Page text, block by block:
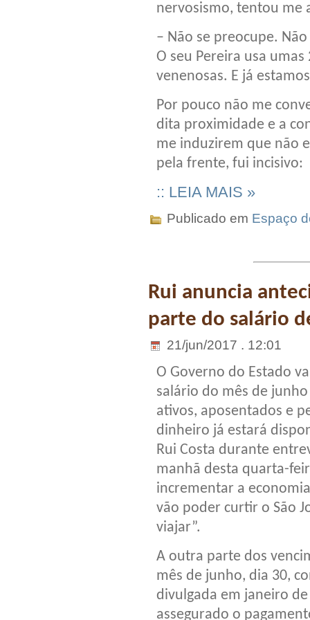
nervosismo, tentou me
– Não se preocupe.
O seu Pereira usa
venenosas. E já
Por pouco não me
dita proximidade e a
me induzirem que não
pela frente, fui incisivo:
:: LEIA MAIS »
Publicado em Espaço
Rui anuncia
parte do salário
21/jun/2017 . 12:01
O Governo do Estado
salário do mês de
ativos, aposentados e
dinheiro já estará
Rui Costa durante
manhã desta quarta-
incrementar a
vão poder curtir o São
viajar”.
A outra parte dos
mês de junho, dia 30,
divulgada em janeiro
assegurado o